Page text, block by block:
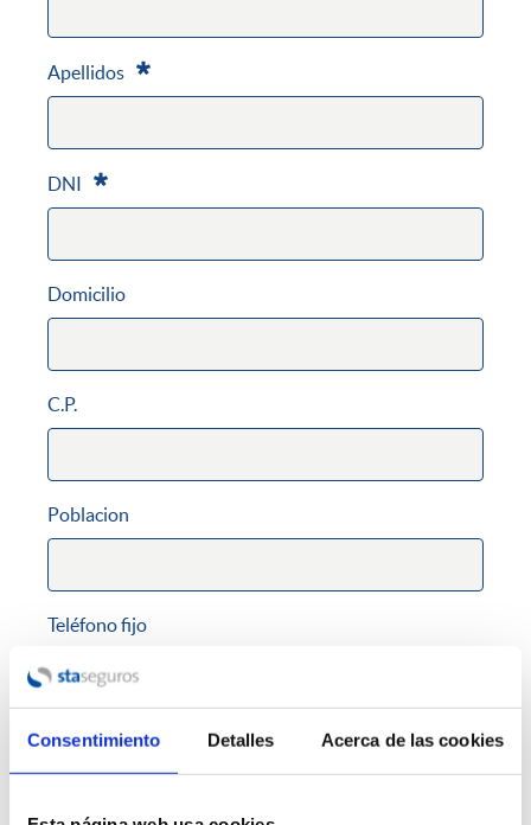
Consentimiento Detalles Acerca de las cookies
Apellidos
Requerido
DNI
Requerido
Domicilio
C.P.
Poblacion
Teléfono fijo
Teléfono móvil